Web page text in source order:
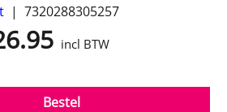
7320288305257
incl BTW
Bestel